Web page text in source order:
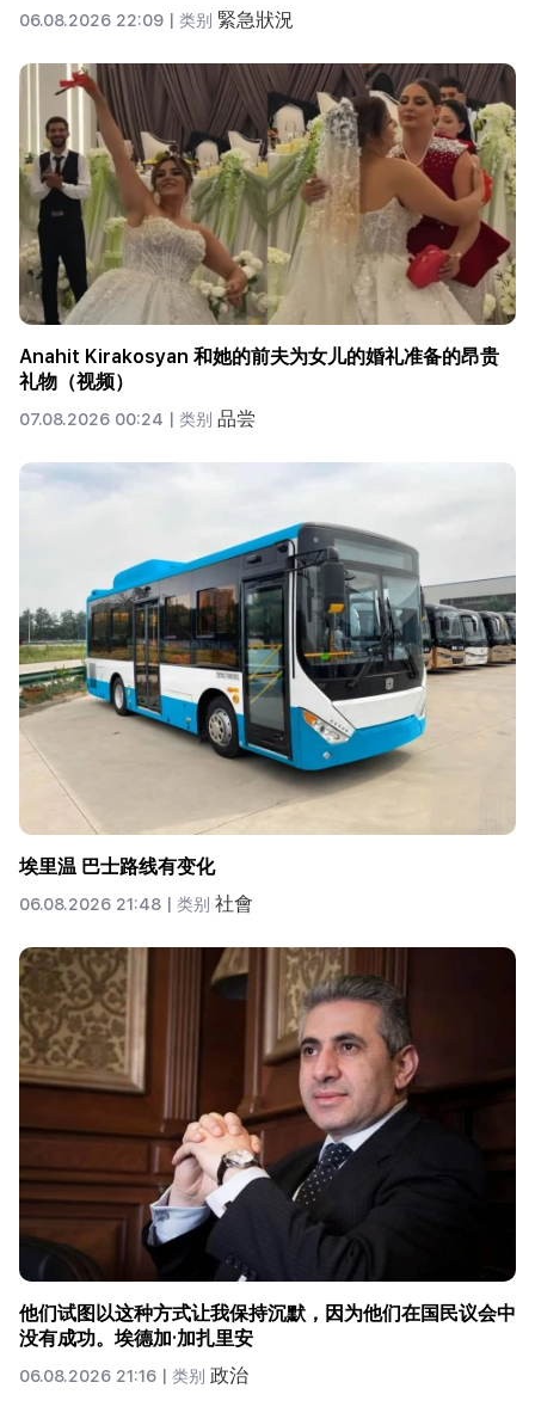
06.08.2026 22:09 | 类别 緊急狀況
Anahit Kirakosyan 和她的前夫为女儿的婚礼准备的昂贵
礼物（视频）
07.08.2026 00:24 | 类别 品尝
埃里温 巴士路线有变化
06.08.2026 21:48 | 类别 社會
他们试图以这种方式让我保持沉默，因为他们在国民议会中
没有成功。埃德加·加扎里安
06.08.2026 21:16 | 类别 政治